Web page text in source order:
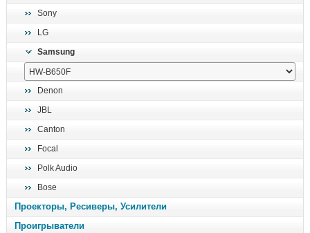
Sony
LG
Samsung
Denon
JBL
Canton
Focal
Polk Audio
Bose
Проекторы, Ресиверы, Усилители
Проигрыватели